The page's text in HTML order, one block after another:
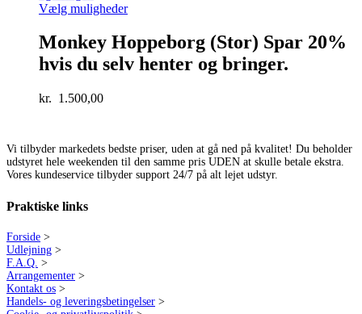
Vælg muligheder
Monkey Hoppeborg (Stor) Spar 20%
hvis du selv henter og bringer.
kr. 1.500,00
Vi tilbyder markedets bedste priser, uden at gå ned på kvalitet! Du beholder
udstyret hele weekenden til den samme pris UDEN at skulle betale ekstra.
Vores kundeservice tilbyder support 24/7 på alt lejet udstyr.
Praktiske links
Forside >
Udlejning >
F.A.Q. >
Arrangementer >
Kontakt os >
Handels- og leveringsbetingelser >